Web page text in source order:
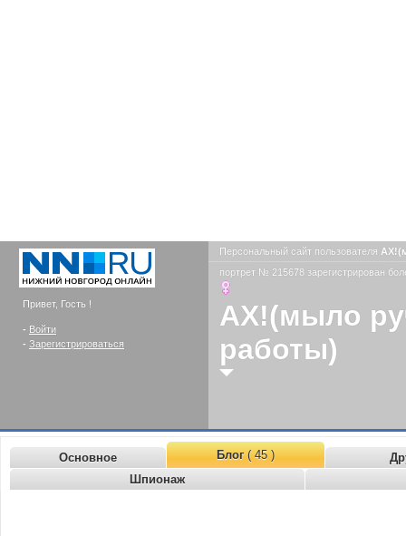
Привет, Гость !
- Войти
- Зарегистрироваться
Персональный сайт пользователя
портрет № 215678 зарегистрирован
АХ!(мыло
работы)
Основное Блог( 45 )
Шпионаж